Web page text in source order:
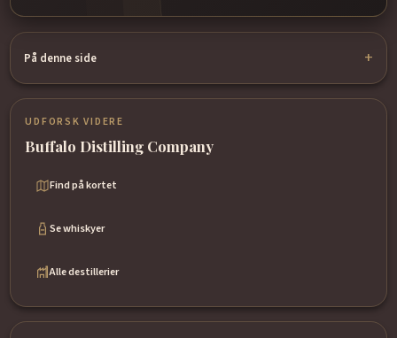
På denne side
UDFORSK VIDERE
Buffalo Distilling Company
Find på kortet
Se whiskyer
Alle destillerier